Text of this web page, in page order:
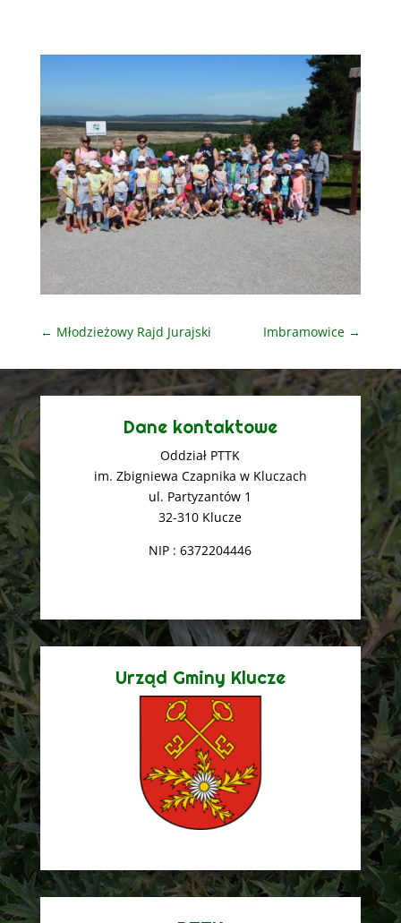
← Młodzieżowy Rajd Jurajski Imbramowice →
Dane kontaktowe
Oddział PTTK
im. Zbigniewa Czapnika w Kluczach
ul. Partyzantów 1
32-310 Klucze
NIP : 6372204446
Urząd Gminy Klucze